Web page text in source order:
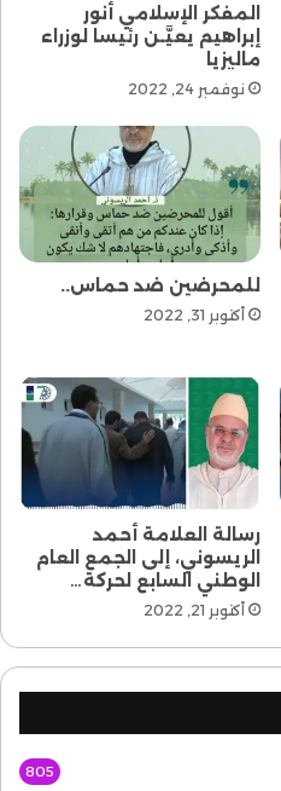
المفكر الإسلامي أنور
إبراهيم يعيَّـن رئيسا لوزراء
ماليزيا
نوفمبر 24, 2022
للمحرضين ضد حماس..
أكتوبر 31, 2022
رسالة العلامة أحمد
الريسوني، إلى الجمع العام
الوطني السابع لحركة…
أكتوبر 21, 2022
805